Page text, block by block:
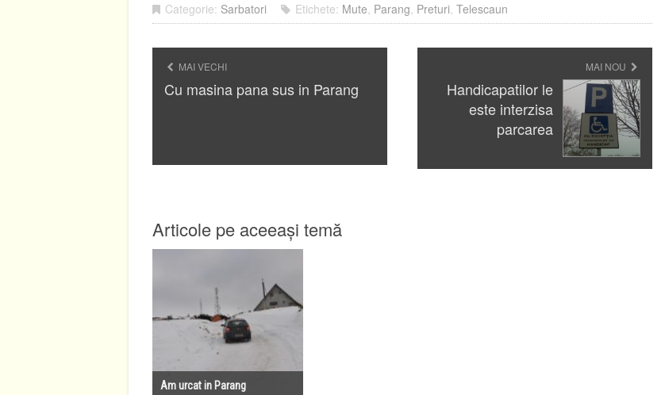
Categorie: Sarbatori Etichete: Mute, Parang, Preturi, Telescaun
MAI VECHI
Cu masina pana sus in Parang
MAI NOU
Handicapatilor le
este interzisa
parcarea
Articole pe aceeași temă
Am urcat in Parang